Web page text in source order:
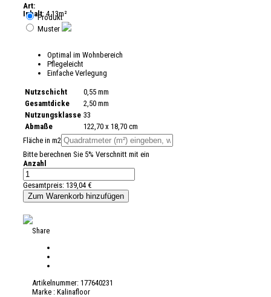
Inhalt: 4.13m²
Art:
Produkt
Muster
Optimal im Wohnbereich
Pflegeleicht
Einfache Verlegung
Nutzschicht
0,55 mm
Gesamtdicke
2,50 mm
Nutzungsklasse 33
Abmaße
122,70 x 18,70 cm
Fläche in m2
Bitte berechnen Sie 5% Verschnitt mit ein
Anzahl
Gesamtpreis: 139,04 €
Share
Artikelnummer: 177640231
Marke : Kalinafloor